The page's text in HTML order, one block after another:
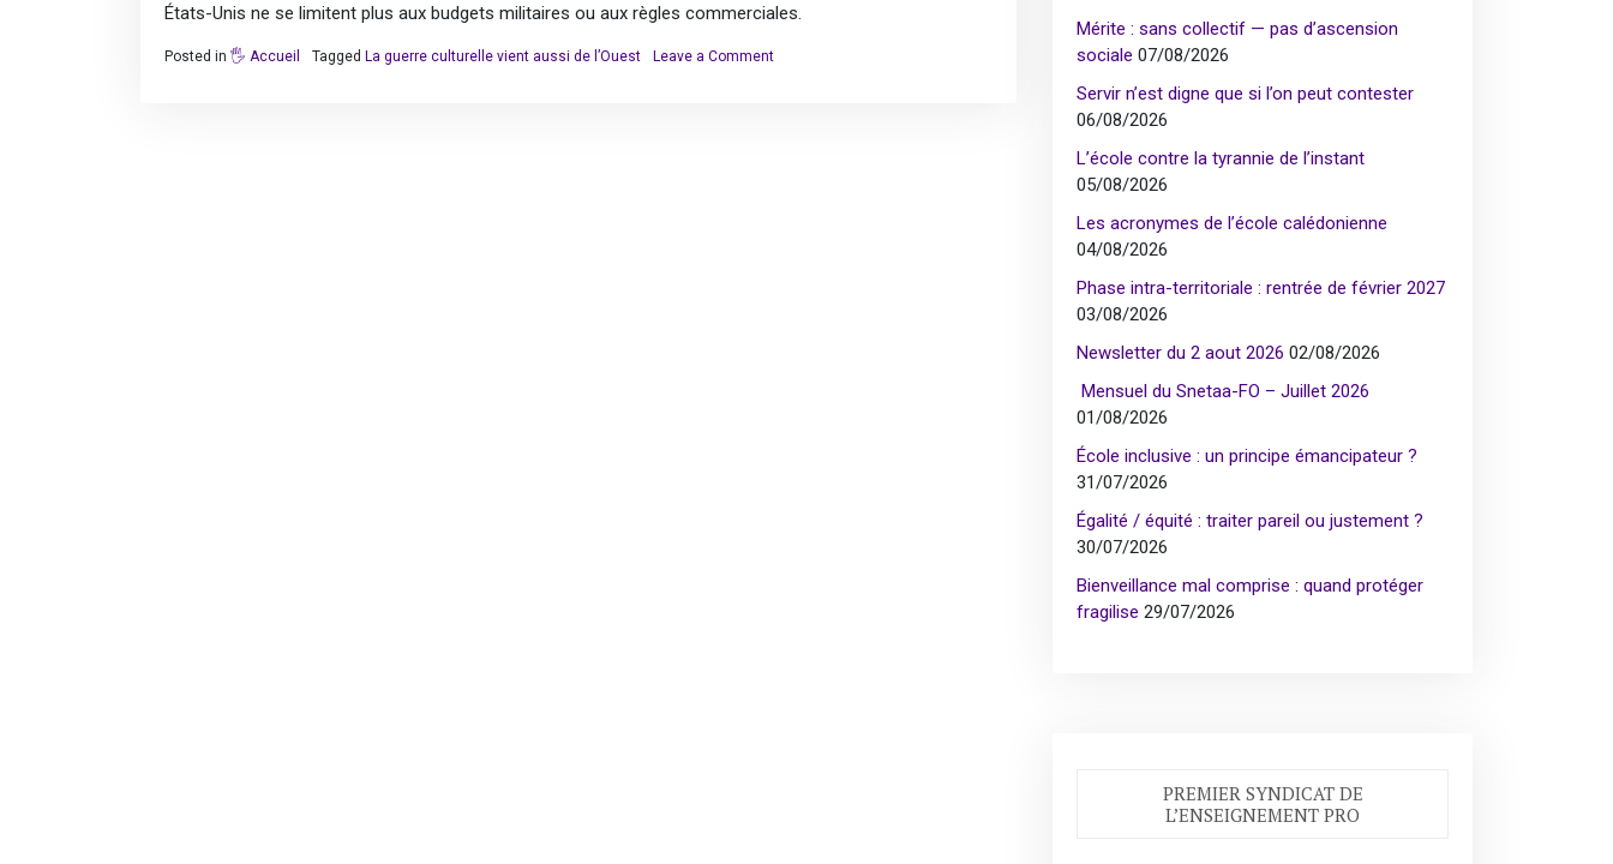
États-Unis ne se limitent plus aux budgets militaires ou aux règles commerciales.
Posted in 🖐️ Accueil Tagged La guerre culturelle vient aussi de l’Ouest Leave a Commenton
Mérite : sans collectif — pas d’ascension
sociale 07/08/2026
Servir n’est digne que si l’on peut contester
06/08/2026
L’école contre la tyrannie de l’instant
05/08/2026
Les acronymes de l’école calédonienne
04/08/2026
Phase intra-territoriale : rentrée de février 2027
03/08/2026
Newsletter du 2 aout 2026 02/08/2026
Mensuel du Snetaa-FO – Juillet 2026
01/08/2026
École inclusive : un principe émancipateur ?
31/07/2026
Égalité / équité : traiter pareil ou justement ?
30/07/2026
Bienveillance mal comprise : quand protéger
fragilise 29/07/2026
PREMIER SYNDICAT DE
L’ENSEIGNEMENT PRO